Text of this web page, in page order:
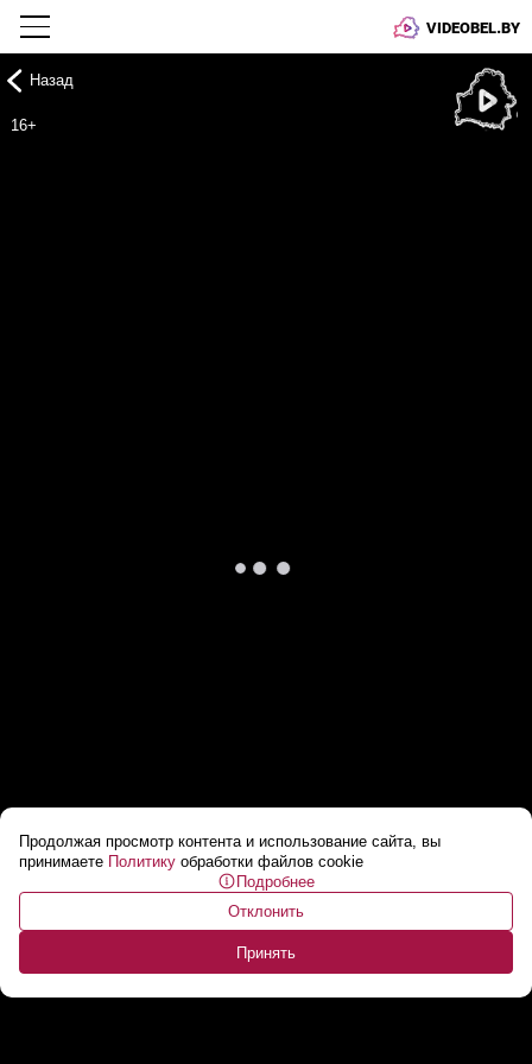
VIDEOBEL.BY
Продолжая просмотр контента и использование сайта, вы
принимаете Политику обработки файлов cookie
Подробнее
Отклонить
Принять
Назад
16+
Власти Ирана ввели плату за проход
нефтетанкеров и сухогрузов через
Ормузский пролив...